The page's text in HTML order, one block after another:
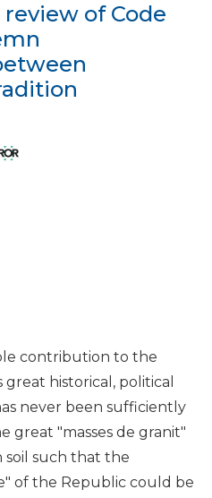
of Code
contribution to the
historical, political
never been sufficiently
great "masses de granit"
soil such that the
of the Republic could be